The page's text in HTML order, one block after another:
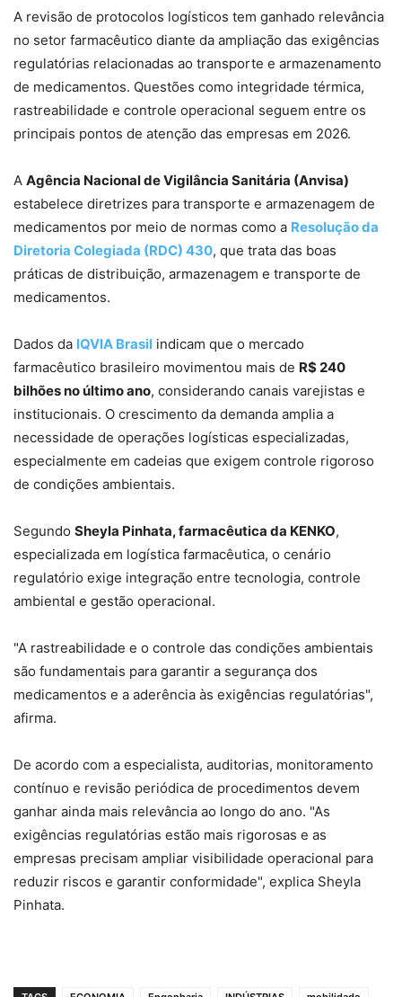
A revisão de protocolos logísticos tem ganhado relevância
no setor farmacêutico diante da ampliação das exigências
regulatórias relacionadas ao transporte e armazenamento
de medicamentos. Questões como integridade térmica,
rastreabilidade e controle operacional seguem entre os
principais pontos de atenção das empresas em 2026.
A Agência Nacional de Vigilância Sanitária (Anvisa)
estabelece diretrizes para transporte e armazenagem de
medicamentos por meio de normas como a Resolução da
Diretoria Colegiada (RDC) 430, que trata das boas
práticas de distribuição, armazenagem e transporte de
medicamentos.
Dados da IQVIA Brasil indicam que o mercado
farmacêutico brasileiro movimentou mais de R$ 240
bilhões no último ano, considerando canais varejistas e
institucionais. O crescimento da demanda amplia a
necessidade de operações logísticas especializadas,
especialmente em cadeias que exigem controle rigoroso
de condições ambientais.
Segundo Sheyla Pinhata, farmacêutica da KENKO,
especializada em logística farmacêutica, o cenário
regulatório exige integração entre tecnologia, controle
ambiental e gestão operacional.
"A rastreabilidade e o controle das condições ambientais
são fundamentais para garantir a segurança dos
medicamentos e a aderência às exigências regulatórias",
afirma.
De acordo com a especialista, auditorias, monitoramento
contínuo e revisão periódica de procedimentos devem
ganhar ainda mais relevância ao longo do ano. "As
exigências regulatórias estão mais rigorosas e as
empresas precisam ampliar visibilidade operacional para
reduzir riscos e garantir conformidade", explica Sheyla
Pinhata.